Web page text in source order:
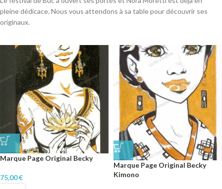
pleine dédicace. Nous vous attendons à sa table pour découvrir ses
originaux.
Marque Page Original Becky
75,00€
Marque Page Original Becky
Kimono